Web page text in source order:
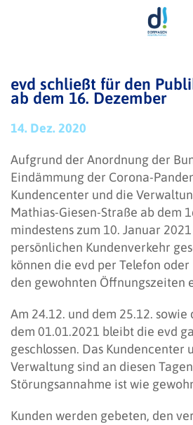
evd schließt für den
ab dem 16. Dezember
14. Dez. 2020
Aufgrund der Anordnung der
Eindämmung der Corona-
Kundencenter und die
Mathias-Giesen-Straße ab dem
mindestens zum 10. Januar
persönlichen Kundenverkehr
können die evd per Telefon
den gewohnten Öffnungszeiten
Am 24.12. und dem 25.12. sowie
dem 01.01.2021 bleibt die evd
geschlossen. Das Kundencenter
Verwaltung sind an diesen
Störungsannahme ist wie
Kunden werden gebeten, den